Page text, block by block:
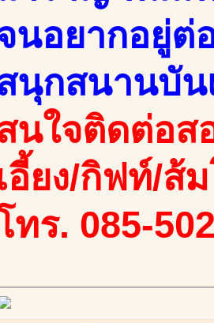
นอยากอยู่ต่
นุกสนานบัน
นใจติดต่อส
อี้ยง/กิฟท์/ส้
ทร. 085-